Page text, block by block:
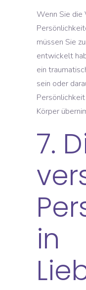
Wenn Sie die
müssen Sie
entwickelt
ein
sein oder
Körper
7.
in